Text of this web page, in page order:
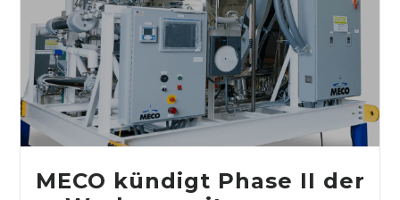
MECO kündigt Phase II der